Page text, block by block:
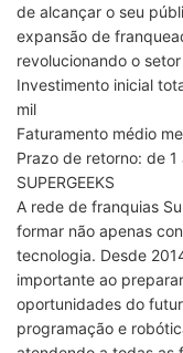
de alcançar o seu
expansão de
revolucionando o
Investimento inicial
mil
Faturamento médio
Prazo de retorno: de 1
SUPERGEEKS
A rede de franquias
formar não apenas
tecnologia. Desde
importante ao
oportunidades do
programação e